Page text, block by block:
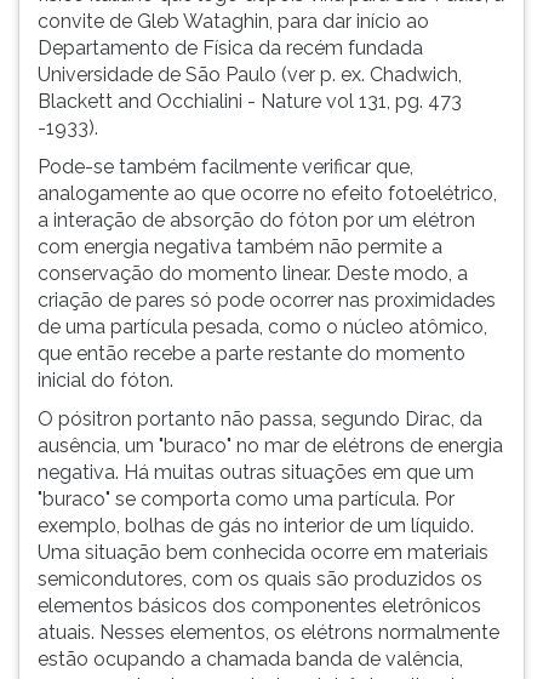
convite de Gleb Wataghin, para dar início ao
Departamento de Física da recém fundada
Universidade de São Paulo (ver p. ex. Chadwich,
Blackett and Occhialini - Nature vol 131, pg. 473
-1933).
Pode-se também facilmente verificar que,
analogamente ao que ocorre no efeito fotoelétrico,
a interação de absorção do fóton por um elétron
com energia negativa também não permite a
conservação do momento linear. Deste modo, a
criação de pares só pode ocorrer nas proximidades
de uma partícula pesada, como o núcleo atômico,
que então recebe a parte restante do momento
inicial do fóton.
O pósitron portanto não passa, segundo Dirac, da
ausência, um "buraco" no mar de elétrons de energia
negativa. Há muitas outras situações em que um
"buraco" se comporta como uma partícula. Por
exemplo, bolhas de gás no interior de um líquido.
Uma situação bem conhecida ocorre em materiais
semicondutores, com os quais são produzidos os
elementos básicos dos componentes eletrônicos
atuais. Nesses elementos, os elétrons normalmente
estão ocupando a chamada banda de valência,